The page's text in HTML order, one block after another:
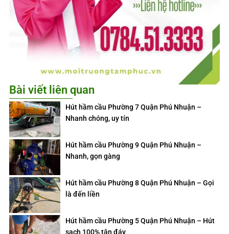
Bài viết liên quan
Hút hầm cầu Phường 7 Quận Phú Nhuận –
Nhanh chóng, uy tín
Hút hầm cầu Phường 9 Quận Phú Nhuận –
Nhanh, gọn gàng
Hút hầm cầu Phường 8 Quận Phú Nhuận – Gọi
là đến liền
Hút hầm cầu Phường 5 Quận Phú Nhuận – Hút
sạch 100% tận đáy